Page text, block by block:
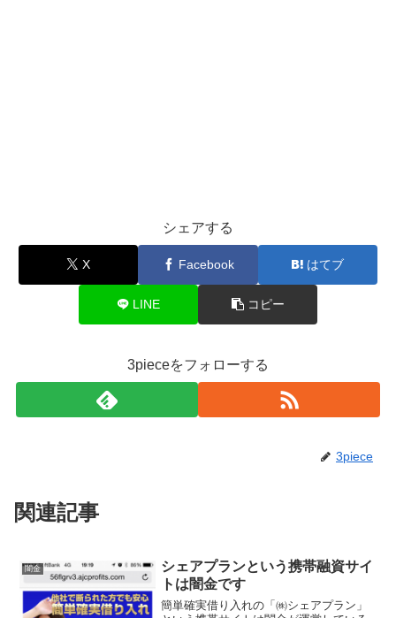
シェアする
X Facebook はてブ
LINE コピー
3pieceをフォローする
3piece
関連記事
闇金
シェアプランという携帯融資サイ
トは闇金です
簡単確実借り入れの「㈱シェアプラン」